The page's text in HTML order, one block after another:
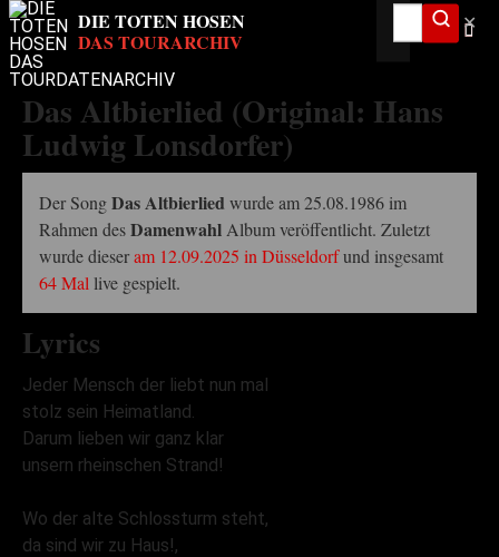
✕
Das Altbierlied (Original: Hans
Ludwig Lonsdorfer)
Der SongDas Altbierliedwurde am 25.08.1986 im
Rahmen desDamenwahl Album veröffentlicht. Zuletzt
wurde dieseram 12.09.2025 in Düsseldorfund insgesamt
64 Mal live gespielt.
Lyrics
Jeder Mensch der liebt nun mal
stolz sein Heimatland.
Darum lieben wir ganz klar
unsern rheinschen Strand!
Wo der alte Schlossturm steht,
da sind wir zu Haus!,